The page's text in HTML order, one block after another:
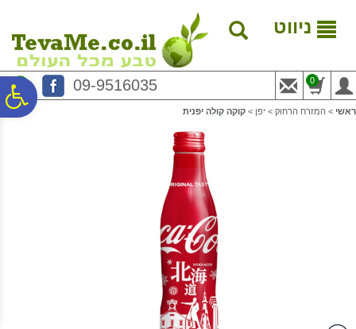
נגישות
המרכזי
ניווט
09-9516035 0
ראשי > המזרח הרחוק > יפן > קוקה קולה יפנית